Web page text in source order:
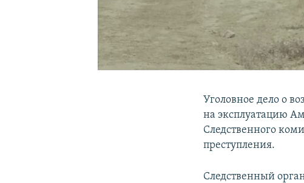
Уголовное дело о
на эксплуатацию
Следственного
преступления.
Следственный